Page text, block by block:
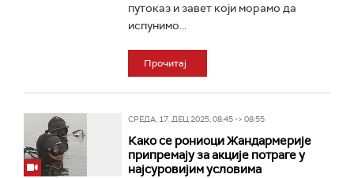
путоказ и завет који морамо да
испунимо...
Прочитај
СРЕДА, 17. ДЕЦ 2025, 08:45 -> 08:55
Како се рониоци Жандармерије
припремају за акције потраге у
најсуровијим условима